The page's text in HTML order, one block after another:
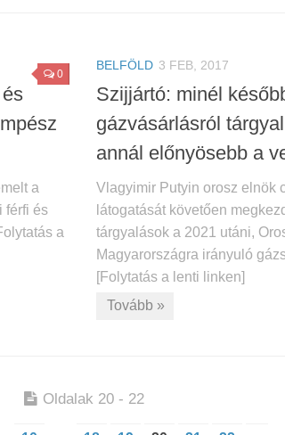
0
a
férfi és
a
BELFÖLD 3 FEB, 2017
Szijjártó: minél
gázvásárlásról
annál előnyösebb a
Vlagyimir Putyin orosz elnök
látogatását követően
tárgyalások a 2021 utáni,
Magyarországra irányuló
[Folytatás a lenti linken]
Tovább »
Oldalak 20 - 22